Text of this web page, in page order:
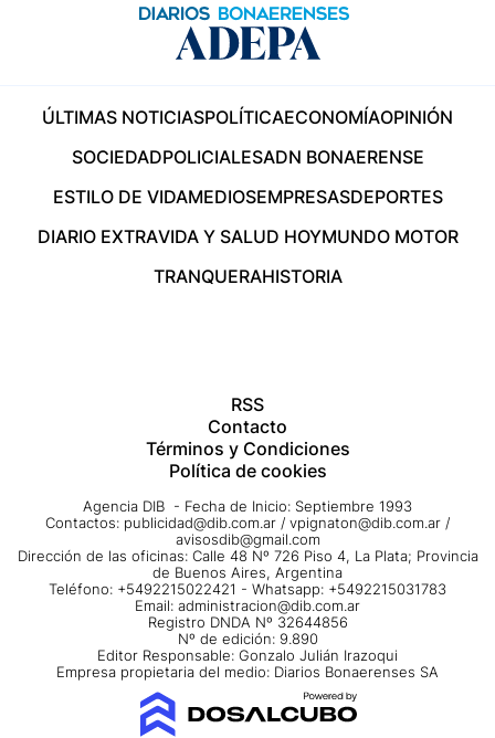
ÚLTIMAS NOTICIASPOLÍTICAECONOMÍAOPINIÓN
SOCIEDADPOLICIALESADN BONAERENSE
ESTILO DE VIDAMEDIOSEMPRESASDEPORTES
DIARIO EXTRAVIDA Y SALUD HOYMUNDO MOTOR
TRANQUERAHISTORIA
RSS
Contacto
Términos y Condiciones
Política de cookies
Agencia DIB - Fecha de Inicio: Septiembre 1993
Contactos: publicidad@dib.com.ar / vpignaton@dib.com.ar /
avisosdib@gmail.com
Dirección de las oficinas: Calle 48 Nº 726 Piso 4, La Plata; Provincia
de Buenos Aires, Argentina
Teléfono: +5492215022421 - Whatsapp: +5492215031783
Email: administracion@dib.com.ar
Registro DNDA Nº 32644856
Nº de edición: 9.890
Editor Responsable: Gonzalo Julián Irazoqui
Empresa propietaria del medio: Diarios Bonaerenses SA